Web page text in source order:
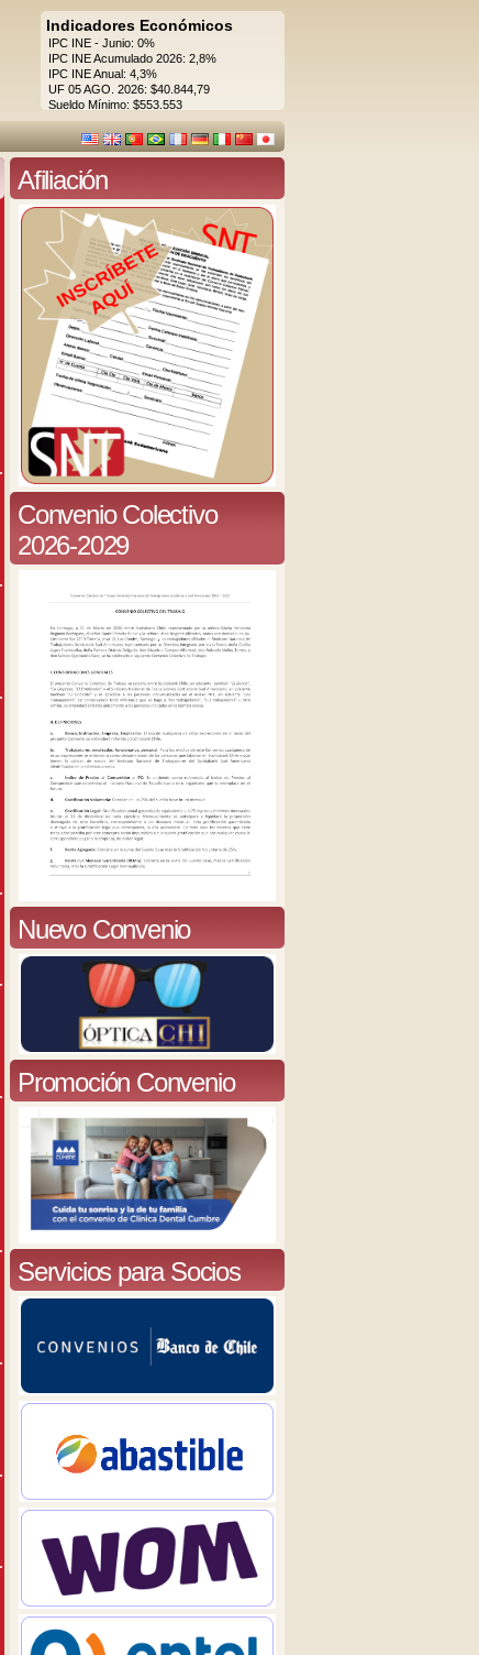
Indicadores Económicos
IPC INE - Junio: 0%
IPC INE Acumulado 2026: 2,8%
IPC INE Anual: 4,3%
UF 05 AGO. 2026: $40.844,79
Sueldo Mínimo: $553.553
Afiliación
Convenio Colectivo
2026-2029
Nuevo Convenio
Promoción Convenio
Servicios para Socios